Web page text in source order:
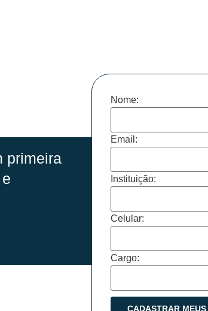
primeira
Nome:
Email:
Instituição:
Celular:
Cargo: